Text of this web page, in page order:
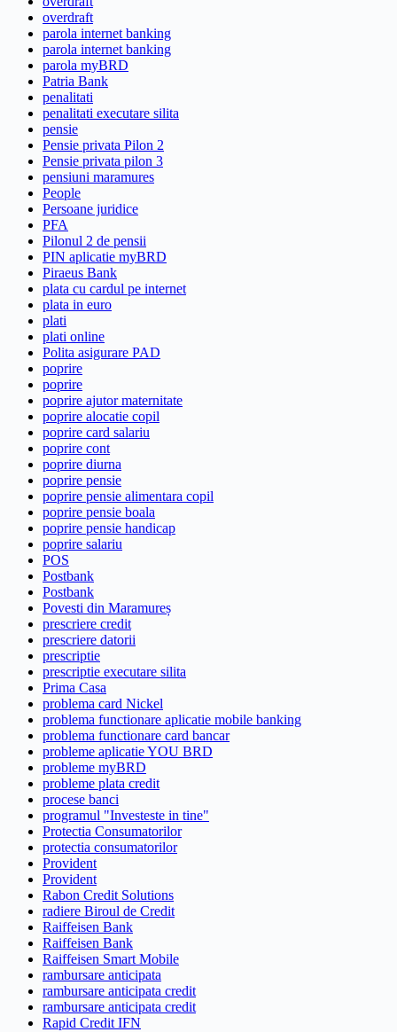
overdraft
parola internet banking
parola internet banking
parola myBRD
Patria Bank
penalitati
penalitati executare silita
pensie
Pensie privata Pilon 2
Pensie privata pilon 3
pensiuni maramures
People
Persoane juridice
PFA
Pilonul 2 de pensii
PIN aplicatie myBRD
Piraeus Bank
plata cu cardul pe internet
plata in euro
plati
plati online
Polita asigurare PAD
poprire
poprire
poprire ajutor maternitate
poprire alocatie copil
poprire card salariu
poprire cont
poprire diurna
poprire pensie
poprire pensie alimentara copil
poprire pensie boala
poprire pensie handicap
poprire salariu
POS
Postbank
Postbank
Povesti din Maramureș
prescriere credit
prescriere datorii
prescriptie
prescriptie executare silita
Prima Casa
problema card Nickel
problema functionare aplicatie mobile banking
problema functionare card bancar
probleme aplicatie YOU BRD
probleme myBRD
probleme plata credit
procese banci
programul "Investeste in tine"
Protectia Consumatorilor
protectia consumatorilor
Provident
Provident
Rabon Credit Solutions
radiere Biroul de Credit
Raiffeisen Bank
Raiffeisen Bank
Raiffeisen Smart Mobile
rambursare anticipata
rambursare anticipata credit
rambursare anticipata credit
Rapid Credit IFN